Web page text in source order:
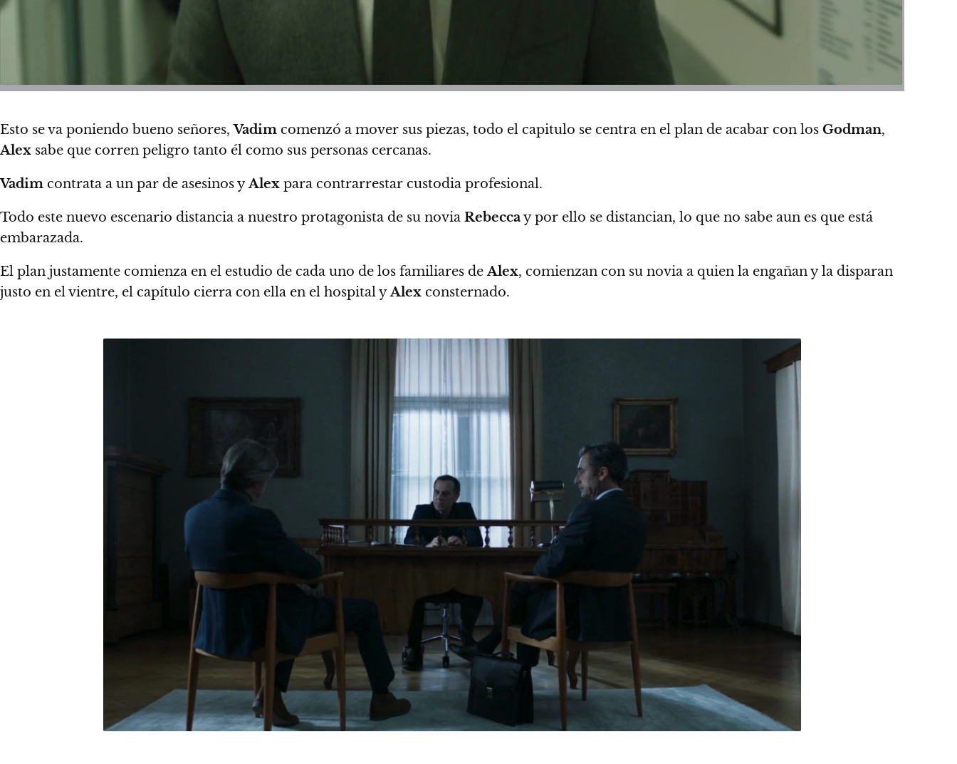
Esto se va poniendo bueno señores,Vadim comenzó a mover sus piezas, todo el capitulo se centra en el plan de acabar con los Godman,
Alex sabe que corren peligro tanto él como sus personas cercanas.
Vadim contrata a un par de asesinos yAlex para contrarrestar custodia profesional.
Todo este nuevo escenario distancia a nuestro protagonista de su novia Rebeccay por ello se distancian, lo que no sabe aun es que está
embarazada.
El plan justamente comienza en el estudio de cada uno de los familiares deAlex, comienzan con su novia a quien la engañan y la disparan
justo en el vientre, el capítulo cierra con ella en el hospital yAlex consternado.